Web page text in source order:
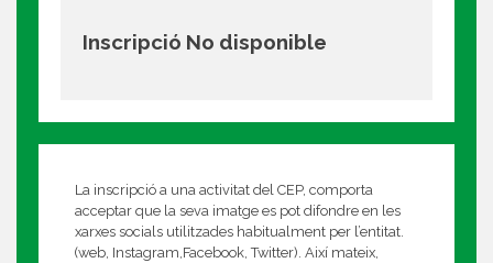
Inscripció No disponible
La inscripció a una activitat del CEP, comporta
acceptar que la seva imatge es pot difondre en les
xarxes socials utilitzades habitualment per l’entitat.
(web, Instagram,Facebook, Twitter). Així mateix,